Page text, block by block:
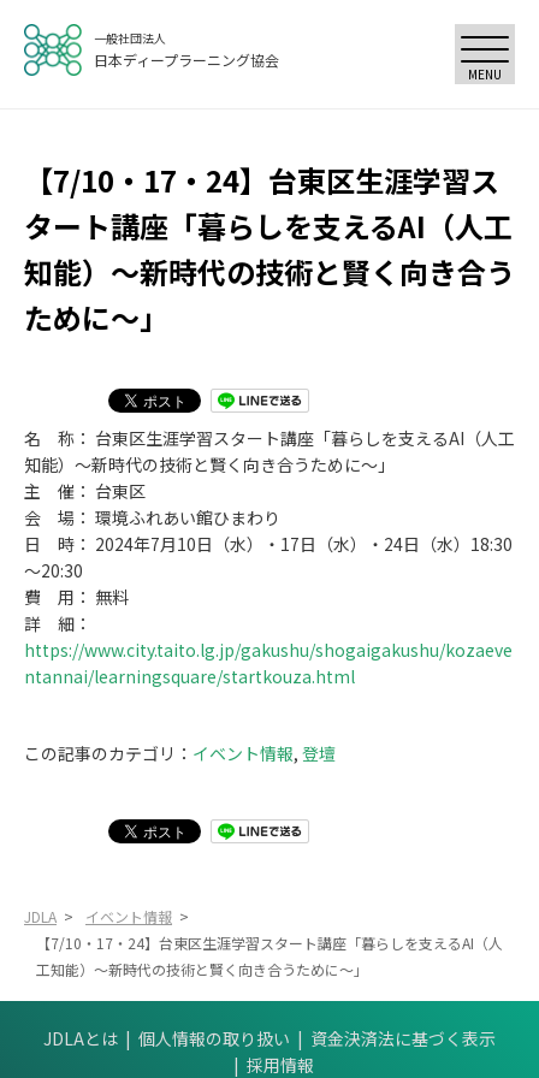
一般社団法人
日本ディープラーニング協会
MENU
【7/10・17・24】台東区生涯学習ス
タート講座「暮らしを支えるAI（人工
知能）～新時代の技術と賢く向き合う
ために～」
名 称： 台東区生涯学習スタート講座「暮らしを支えるAI（人工
知能）～新時代の技術と賢く向き合うために～」
主 催： 台東区
会 場： 環境ふれあい館ひまわり
日 時： 2024年7月10日（水）・17日（水）・24日（水）18:30
～20:30
費 用： 無料
詳 細：
https://www.city.taito.lg.jp/gakushu/shogaigakushu/kozaeve
ntannai/learningsquare/startkouza.html
この記事のカテゴリ： イベント情報, 登壇
JDLA > イベント情報 >
【7/10・17・24】台東区生涯学習スタート講座「暮らしを支えるAI（人
工知能）～新時代の技術と賢く向き合うために～」
JDLAとは 個人情報の取り扱い
資金決済法に基づく表示
採用情報